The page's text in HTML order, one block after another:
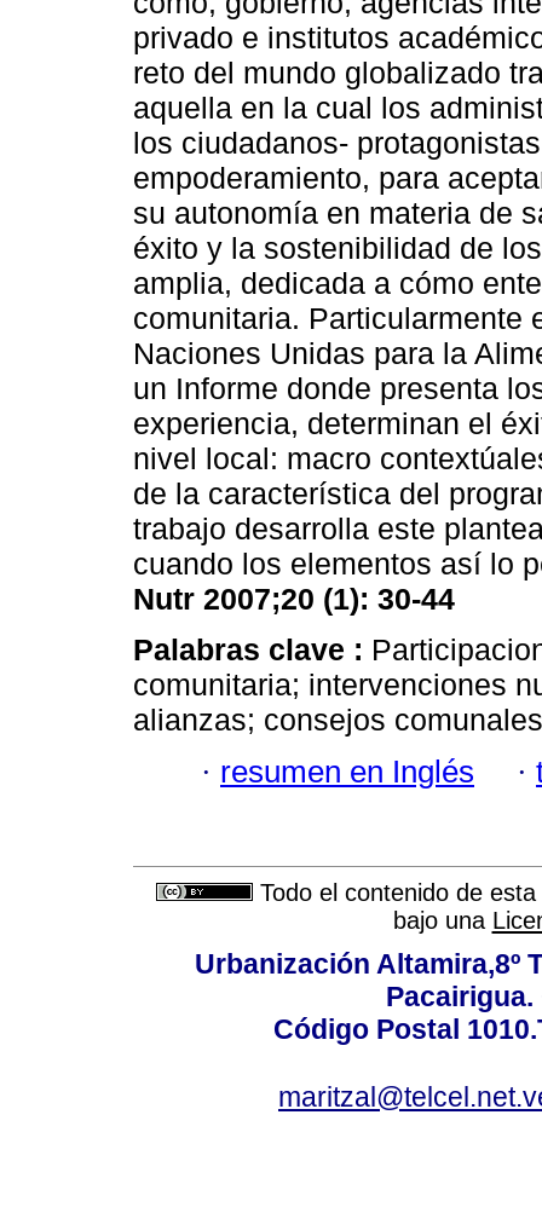
privado e institutos
reto del mundo globalizado
aquella en la cual los
los ciudadanos-
empoderamiento, para
su autonomía en materia de
éxito y la sostenibilidad de
amplia, dedicada a cómo
comunitaria. Particularmente
Naciones Unidas para la
un Informe donde presenta
experiencia, determinan el
nivel local: macro
de la característica del
trabajo desarrolla este
cuando los elementos así lo
Nutr 2007;20 (1): 30-44
Palabras clave :
comunitaria; intervenciones
alianzas; consejos
· resumen en Inglés ·
Todo el contenido de
bajo una
Urbanización Altamira,8º
Pacairigua.
Código Postal